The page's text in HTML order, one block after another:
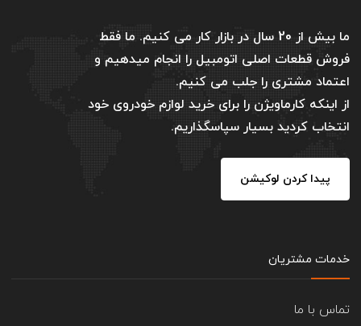
ما بیش از 20 سال در بازار کار می کنیم. ما فقط
فروش قطعات اصلی اتومبیل را انجام میدهیم و
اعتماد مشتری را جلب می کنیم.
از اینکه کارماویژن را برای خرید لوازم خودروی خود
انتخاب کردید بسیار سپاسگذاریم.
پیدا کردن لوکیشن
خدمات مشتریان
تماس با ما